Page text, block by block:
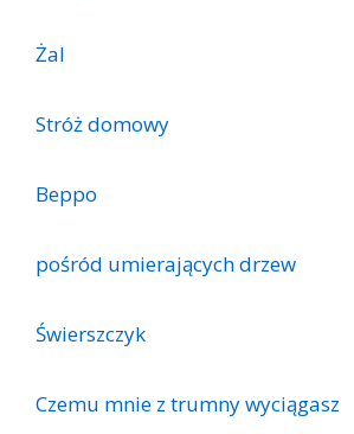
Żal
Stróż domowy
Beppo
pośród umierających drzew
Świerszczyk
Czemu mnie z trumny wyciągasz